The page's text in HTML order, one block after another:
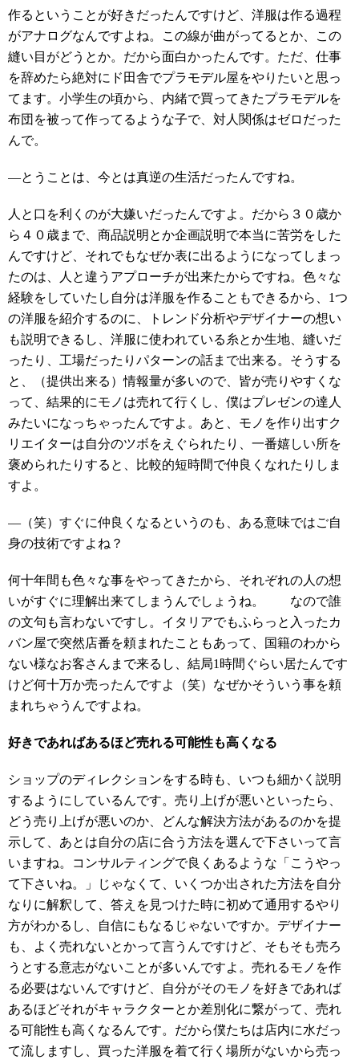
作るということが好きだったんですけど、洋服は作る過程
がアナログなんですよね。この線が曲がってるとか、この
縫い目がどうとか。だから面白かったんです。ただ、仕事
を辞めたら絶対にド田舎でプラモデル屋をやりたいと思っ
てます。小学生の頃から、内緒で買ってきたプラモデルを
布団を被って作ってるような子で、対人関係はゼロだった
んで。
―とうことは、今とは真逆の生活だったんですね。
人と口を利くのが大嫌いだったんですよ。だから３０歳か
ら４０歳まで、商品説明とか企画説明で本当に苦労をした
んですけど、それでもなぜか表に出るようになってしまっ
たのは、人と違うアプローチが出来たからですね。色々な
経験をしていたし自分は洋服を作ることもできるから、1つ
の洋服を紹介するのに、トレンド分析やデザイナーの想い
も説明できるし、洋服に使われている糸とか生地、縫いだ
ったり、工場だったりパターンの話まで出来る。そうする
と、（提供出来る）情報量が多いので、皆が売りやすくな
って、結果的にモノは売れて行くし、僕はプレゼンの達人
みたいになっちゃったんですよ。あと、モノを作り出すク
リエイターは自分のツボをえぐられたり、一番嬉しい所を
褒められたりすると、比較的短時間で仲良くなれたりしま
すよ。
―（笑）すぐに仲良くなるというのも、ある意味ではご自
身の技術ですよね？
何十年間も色々な事をやってきたから、それぞれの人の想
いがすぐに理解出来てしまうんでしょうね。 なので誰
の文句も言わないですし。イタリアでもふらっと入ったカ
バン屋で突然店番を頼まれたこともあって、国籍のわから
ない様なお客さんまで来るし、結局1時間ぐらい居たんです
けど何十万か売ったんですよ（笑）なぜかそういう事を頼
まれちゃうんですよね。
好きであればあるほど売れる可能性も高くなる
ショップのディレクションをする時も、いつも細かく説明
するようにしているんです。売り上げが悪いといったら、
どう売り上げが悪いのか、どんな解決方法があるのかを提
示して、あとは自分の店に合う方法を選んで下さいって言
いますね。コンサルティングで良くあるような「こうやっ
て下さいね。」じゃなくて、いくつか出された方法を自分
なりに解釈して、答えを見つけた時に初めて通用するやり
方がわかるし、自信にもなるじゃないですか。デザイナー
も、よく売れないとかって言うんですけど、そもそも売ろ
うとする意志がないことが多いんですよ。売れるモノを作
る必要はないんですけど、自分がそのモノを好きであれば
あるほどそれがキャラクターとか差別化に繋がって、売れ
る可能性も高くなるんです。だから僕たちは店内に水だっ
て流しますし、買った洋服を着て行く場所がないから売っ